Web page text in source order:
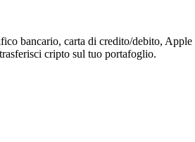
bancario, carta di credito/debito, Apple
cripto sul tuo portafoglio.